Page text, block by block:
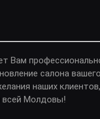
Вам
салона
наших
всей Молдовы!